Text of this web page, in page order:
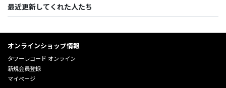
最近更新してくれた人たち
オンラインショップ情報
タワーレコード オンライン
新規会員登録
マイページ